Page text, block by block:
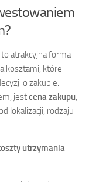
atrakcyjna forma
kosztami, które
o zakupie.
jestcena zakupu,
lokalizacji, rodzaju
utrzymania